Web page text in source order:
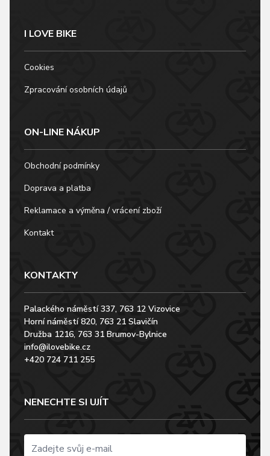
I LOVE BIKE
Cookies
Zpracování osobních údajů
ON-LINE NÁKUP
Obchodní podmínky
Doprava a platba
Reklamace a výměna / vrácení zboží
Kontakt
KONTAKTY
Palackého náměstí 337, 763 12 Vizovice
Horní náměstí 820, 763 21 Slavičín
Družba 1216, 763 31 Brumov-Bylnice
info@ilovebike.cz
+420 724 711 255
NENECHTE SI UJÍT